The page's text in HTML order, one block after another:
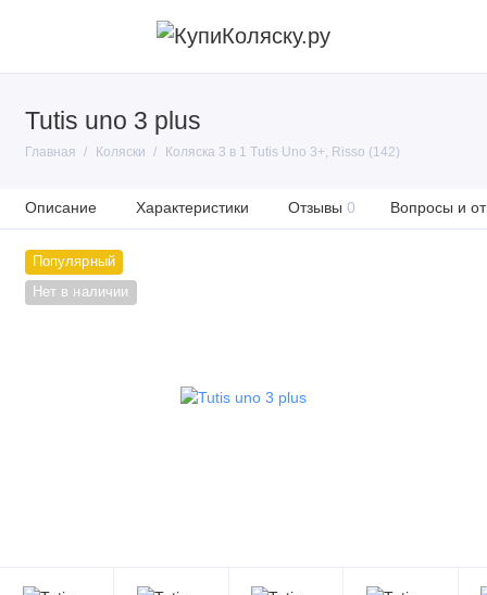
Tutis uno 3 plus
Главная Коляски Коляска 3 в 1 Tutis Uno 3+, Risso (142)
Описание Характеристики Отзывы 0 Вопросы и
Популярный
Нет в наличии